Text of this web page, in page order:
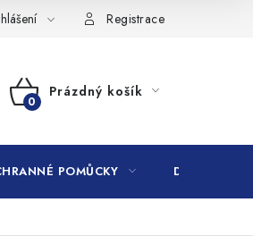
Registrace
NÁKUPNÍ
Prázdný košík
POMŮCKY DROGERIE